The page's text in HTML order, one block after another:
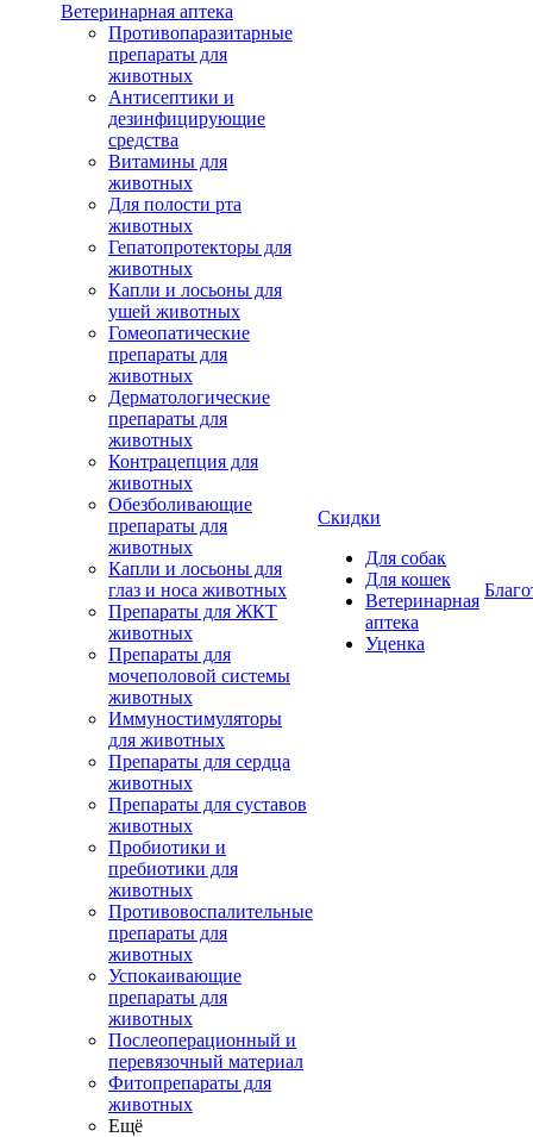
Ветеринарная аптека
Противопаразитарные
препараты для
животных
Антисептики и
дезинфицирующие
средства
Витамины для
животных
Для полости рта
животных
Гепатопротекторы для
животных
Капли и лосьоны для
ушей животных
Гомеопатические
препараты для
животных
Дерматологические
препараты для
животных
Контрацепция для
животных
Обезболивающие
препараты для
животных
Капли и лосьоны для
глаз и носа животных
Препараты для ЖКТ
животных
Препараты для
мочеполовой системы
животных
Иммуностимуляторы
для животных
Препараты для сердца
животных
Препараты для суставов
животных
Пробиотики и
пребиотики для
животных
Противовоспалительные
препараты для
животных
Успокаивающие
препараты для
животных
Послеоперационный и
перевязочный материал
Фитопрепараты для
животных
Ещё
Скидки
Для собак
Для кошек
Ветеринарная
аптека
Уценка